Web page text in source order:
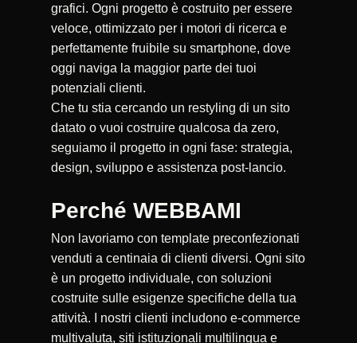
grafici. Ogni progetto è costruito per essere
veloce, ottimizzato per i motori di ricerca e
perfettamente fruibile su smartphone, dove
oggi naviga la maggior parte dei tuoi
potenziali clienti.
Che tu stia cercando un restyling di un sito
datato o vuoi costruire qualcosa da zero,
seguiamo il progetto in ogni fase: strategia,
design, sviluppo e assistenza post-lancio.
Perché WEBBAMI
Non lavoriamo con template preconfezionati
venduti a centinaia di clienti diversi. Ogni sito
è un progetto individuale, con soluzioni
costruite sulle esigenze specifiche della tua
attività. I nostri clienti includono e-commerce
multivaluta, siti istituzionali multilingua e